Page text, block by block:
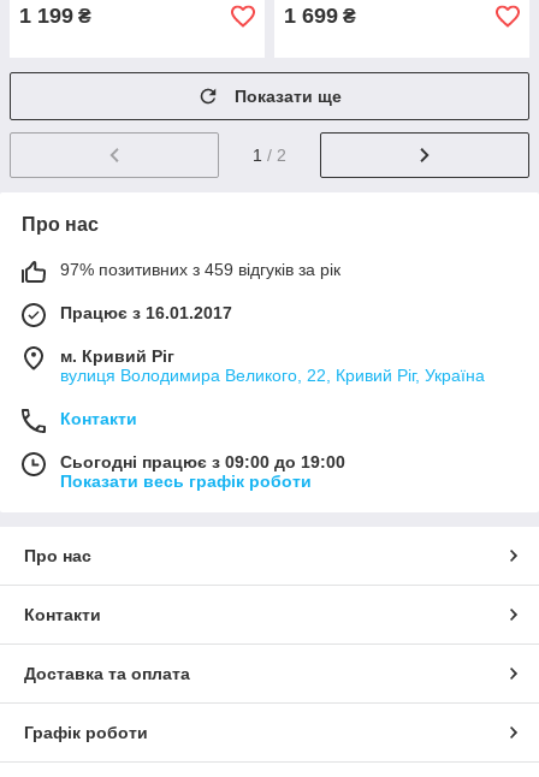
1 199 ₴ 1 699 ₴
Показати ще
1 / 2
Про нас
97% позитивних з 459 відгуків за рік
Працює з 16.01.2017
м. Кривий Ріг
вулиця Володимира Великого, 22, Кривий Ріг, Україна
Контакти
Сьогодні працює з 09:00 до 19:00
Показати весь графік роботи
Про нас
Контакти
Доставка та оплата
Графік роботи